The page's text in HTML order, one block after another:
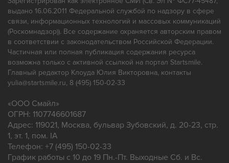
Ремонт зубных протезов
выдано 16.06.2011 Федеральной службой по надзору в сфере
связи, информационных технологий и массовых коммуникаций
(Роскомнадзор)). Все содержание охраняется авторским правом
в соответствии с законодательством Российской Федерации.
Частичная или полная публикация содержания ресурса
возможна только с активной ссылкой на портал Startsmile.
Главный редактор Клоуда Юлия Викторовна, контакты
yulia@startsmile.ru, 8 (495) 150-02-33
«ООО Смайл»
ОГРН: 1107746601687
Адрес: 119021, Москва, бульвар Зубовский, д. 20-23, стр.
1, эт. 1, пом. IA
Телефон: +7 (495) 150-02-33
График работы с 10 до 19 Пн.-Пт. Выходные Сб. и Вс.